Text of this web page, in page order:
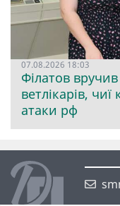
07.08.2026 18:03
Філатов
ветлікарів,
атаки рф